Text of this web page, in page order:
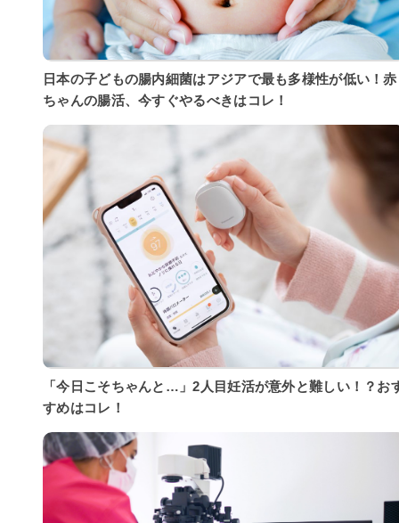
日本の子どもの腸内細菌はアジアで最も多様性が低い！赤
ちゃんの腸活、今すぐやるべきはコレ！
「今日こそちゃんと…」2人目妊活が意外と難しい！？お
すめはコレ！